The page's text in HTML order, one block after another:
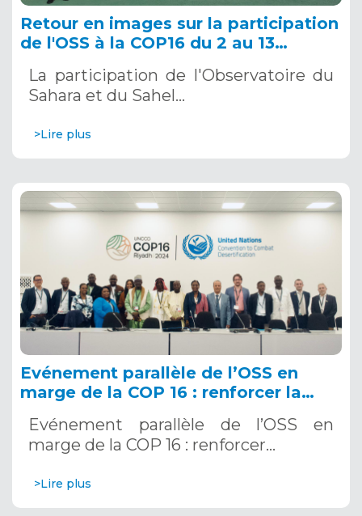
Retour en images sur la participation
de l'OSS à la COP16 du 2 au 13
Saoudite
La participation de l'Observatoire du
Sahara et du Sahel…
>Lire plus
Evénement parallèle de l’OSS en
marge de la COP 16 : renforcer la
Systèmes d’Alerte Précoce
Multirisques. 12 décembre 2024
Evénement parallèle de l’OSS en
marge de la COP 16 : renforcer…
>Lire plus